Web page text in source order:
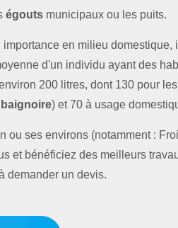
égouts municipaux ou les puits.
en milieu domestique,
d'un individu ayant des
200 litres, dont 130 pour
baignoire) et 70 à usage
ou ses environs (notamment :
et bénéficiez des meilleurs
demander un devis.